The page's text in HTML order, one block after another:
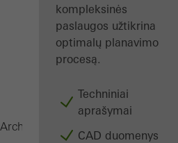
kompleksinės
paslaugos užtikrina
optimalų planavimo
procesą.
Techniniai
aprašymai
CAD duomenys
Architektams Žurnalas